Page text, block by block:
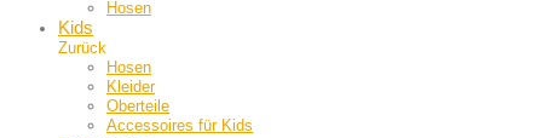
Hosen
Kids
Zurück
Hosen
Kleider
Oberteile
Accessoires für Kids